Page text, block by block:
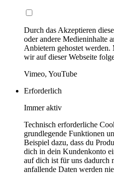
Durch das Akzeptieren
oder andere Medieninhalte
Anbietern gehostet
wir auf dieser Webseite
Vimeo, YouTube
Erforderlich
Immer aktiv
Technisch erforderliche
grundlegende Funktionen
Beispiel dazu, dass du
dich in dein Kundenkonto
auf dich ist für uns dadurch
anfallende Daten werden